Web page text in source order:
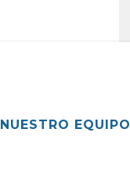
NUESTRO EQUIPO